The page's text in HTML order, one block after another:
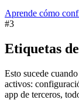
Aprende cómo
#3
Etiquetas
Esto sucede
activos:
app de terceros,